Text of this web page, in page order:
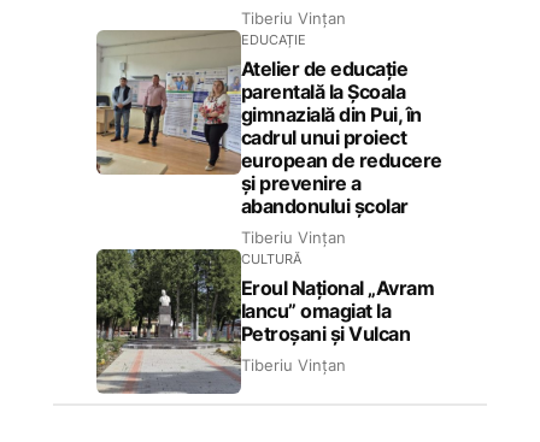
Tiberiu Vințan
EDUCAȚIE
Atelier de educație
parentală la Școala
gimnazială din Pui, în
cadrul unui proiect
european de reducere
și prevenire a
abandonului școlar
Tiberiu Vințan
CULTURĂ
Eroul Național „Avram
Iancu” omagiat la
Petroșani și Vulcan
Tiberiu Vințan